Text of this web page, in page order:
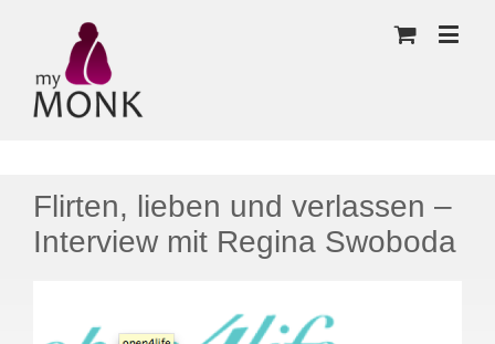
Flirten, lieben und verlassen –
Interview mit Regina Swoboda